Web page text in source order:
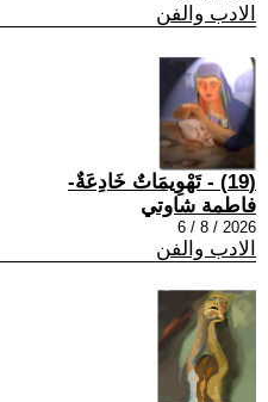
الادب والفن
(19) - تَهْوِيمَاتٌ خَادِعَةٌ-
فاطمة شاوتي
2026 / 8 / 6
الادب والفن